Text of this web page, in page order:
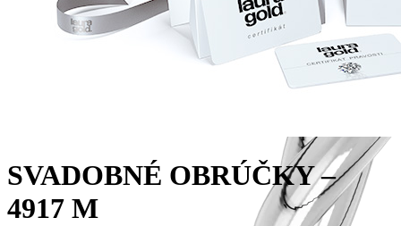
SVADOBNÉ OBRÚČKY –
4917 M